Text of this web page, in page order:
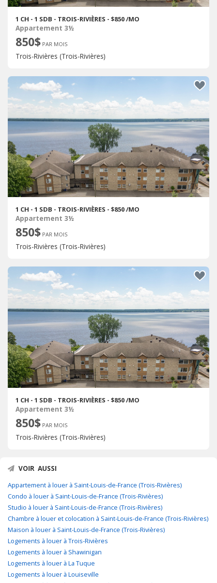
1 CH - 1 SDB - TROIS-RIVIÈRES - $850 /MO
Appartement 3½
850$ PAR MOIS
Trois-Rivières (Trois-Rivières)
1 CH - 1 SDB - TROIS-RIVIÈRES - $850 /MO
Appartement 3½
850$ PAR MOIS
Trois-Rivières (Trois-Rivières)
1 CH - 1 SDB - TROIS-RIVIÈRES - $850 /MO
Appartement 3½
850$ PAR MOIS
Trois-Rivières (Trois-Rivières)
VOIR AUSSI
Appartement à louer à Saint-Louis-de-France (Trois-Rivières)
Condo à louer à Saint-Louis-de-France (Trois-Rivières)
Studio à louer à Saint-Louis-de-France (Trois-Rivières)
Chambre à louer et colocation à Saint-Louis-de-France (Trois-Rivières)
Maison à louer à Saint-Louis-de-France (Trois-Rivières)
Logements à louer à Trois-Rivières
Logements à louer à Shawinigan
Logements à louer à La Tuque
Logements à louer à Louiseville